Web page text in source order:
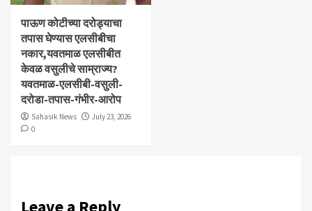
पाऊण कोटीच्या दरोड्याचा
तपास घेण्यास एलसीबीचा
नकार,यवतमाळ एलसीबीत
केवळ वसुलीचे साम्राज्य?
यवतमाळ-एलसीबी-वसुली-
दरोडा-तपास-गंभीर-आरोप
Sahasik News
July 23, 2026
0